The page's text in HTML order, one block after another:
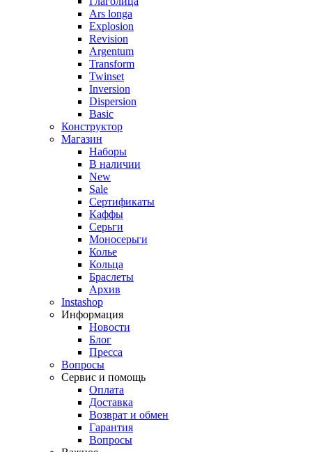
Ars longa
Explosion
Revision
Argentum
Transform
Twinset
Inversion
Dispersion
Basic
Конструктор
Магазин
Наборы
В наличии
New
Sale
Сертификаты
Каффы
Серьги
Моносерьги
Колье
Кольца
Браслеты
Архив
Instashop
Информация
Новости
Блог
Пресса
Вопросы
Сервис и помощь
Оплата
Доставка
Возврат и обмен
Гарантия
Вопросы